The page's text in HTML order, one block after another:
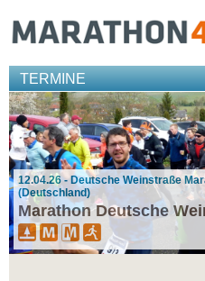
TERMINE
12.04.26 - Deutsche Weinstraße
(Deutschland)
Marathon Deutsche